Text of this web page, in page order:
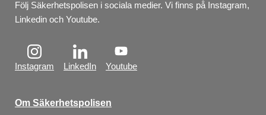
Följ Säkerhetspolisen i sociala medier. Vi finns på Instagram,
Linkedin och Youtube.
Instagram LinkedIn Youtube
Om Säkerhetspolisen